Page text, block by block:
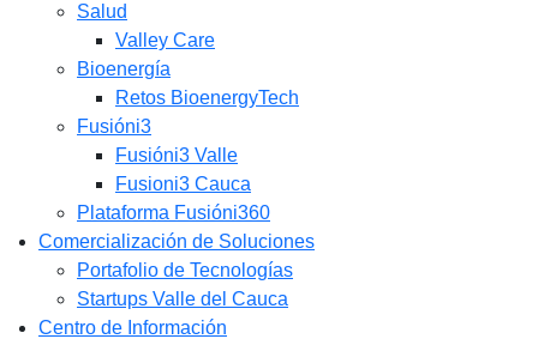
Salud
Valley Care
Bioenergía
Retos BioenergyTech
Fusióni3
Fusióni3 Valle
Fusioni3 Cauca
Plataforma Fusióni360
Comercialización de Soluciones
Portafolio de Tecnologías
Startups Valle del Cauca
Centro de Información